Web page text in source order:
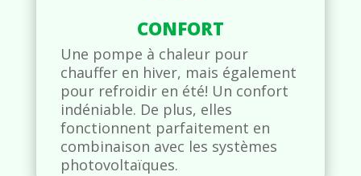
CONFORT
Une pompe à chaleur pour
chauffer en hiver, mais également
pour refroidir en été! Un confort
indéniable. De plus, elles
fonctionnent parfaitement en
combinaison avec les systèmes
photovoltaïques.